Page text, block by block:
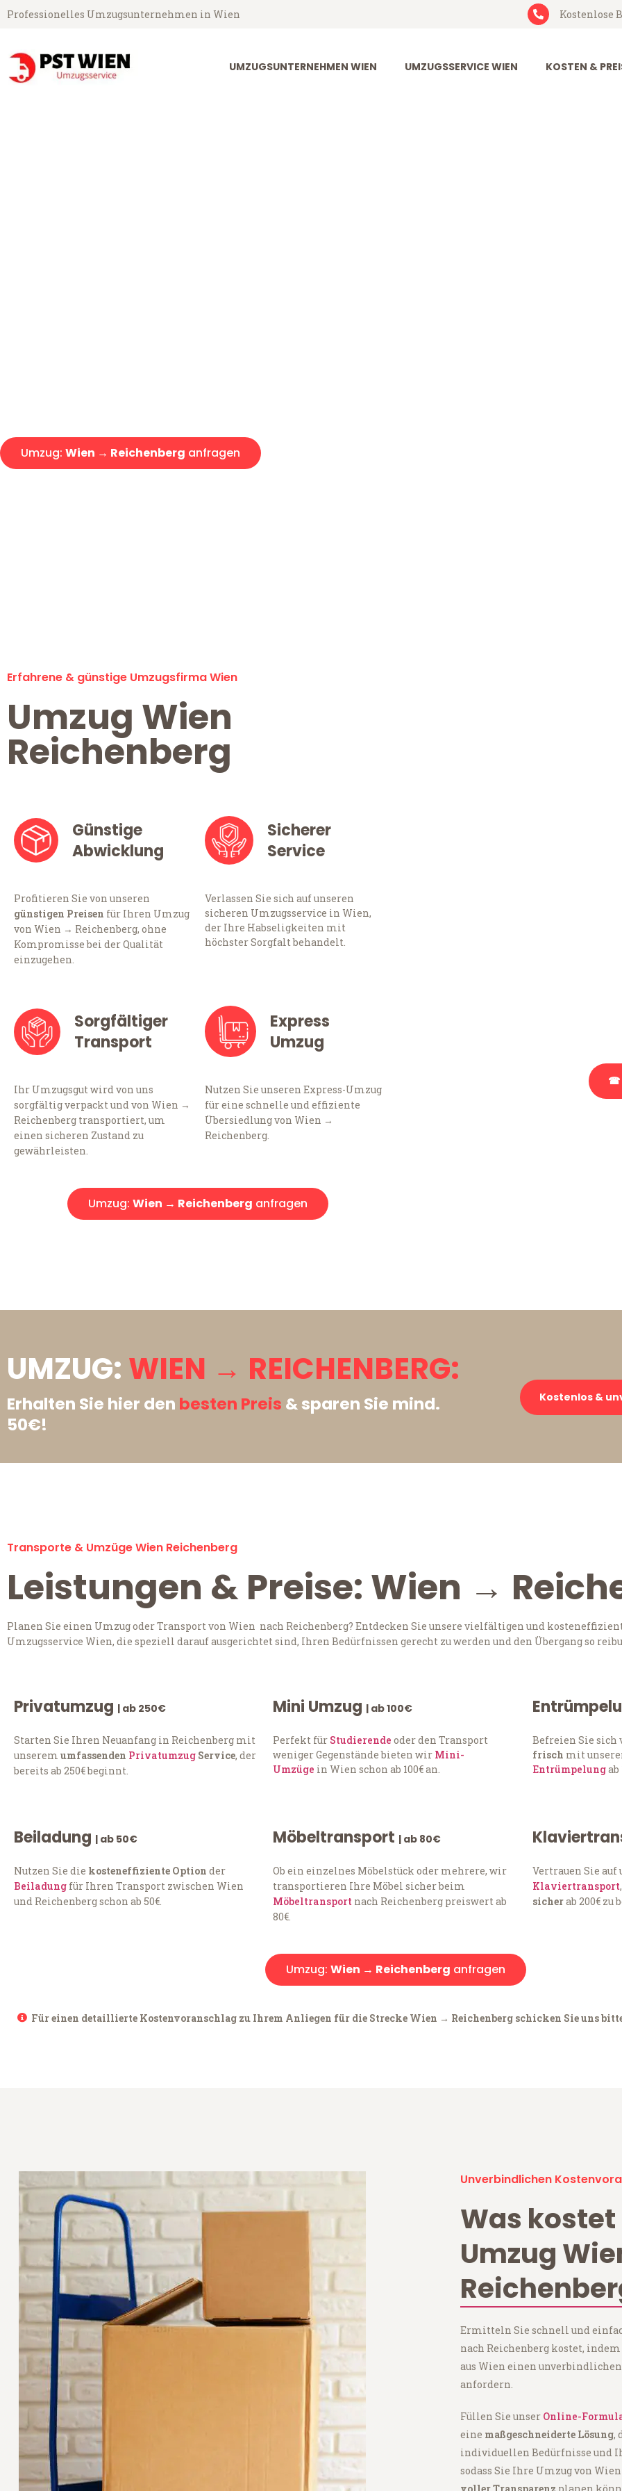
Professionelles Umzugsunternehmen in Wien Kostenlose
UMZUGSUNTERNEHMEN WIEN UMZUGSSERVICE WIEN KOSTEN &
Umzug: Wien → Reichenberg anfragen
Erfahrene & günstige Umzugsfirma Wien
Umzug Wien
Reichenberg
Günstige
Abwicklung
Profitieren Sie von unseren
günstigen Preisen für Ihren Umzug
von Wien → Reichenberg, ohne
Kompromisse bei der Qualität
einzugehen.
Sicherer
Service
Verlassen Sie sich auf unseren
sicheren Umzugsservice in Wien,
der Ihre Habseligkeiten mit
höchster Sorgfalt behandelt.
Sorgfältiger
Transport
Ihr Umzugsgut wird von uns
sorgfältig verpackt und von Wien →
Reichenberg transportiert, um
einen sicheren Zustand zu
gewährleisten.
Express
Umzug
Nutzen Sie unseren Express-Umzug
für eine schnelle und effiziente
Übersiedlung von Wien →
Reichenberg.
Umzug: Wien → Reichenberg anfragen
☎
UMZUG: WIEN → REICHENBERG:
Erhalten Sie hier den besten Preis & sparen Sie mind.
50€!
Kostenlos &
Transporte & Umzüge Wien Reichenberg
Leistungen & Preise: Wien →
Planen Sie einen Umzug oder Transport von Wien nach Reichenberg? Entdecken Sie unsere vielfältigen und
Umzugsservice Wien, die speziell darauf ausgerichtet sind, Ihren Bedürfnissen gerecht zu werden und den Übergang so
Privatumzug | ab 250€
Starten Sie Ihren Neuanfang in Reichenberg mit
unserem umfassenden Privatumzug Service, der
bereits ab 250€ beginnt.
Mini Umzug | ab 100€
Perfekt für Studierende oder den Transport
weniger Gegenstände bieten wir Mini-
Umzüge in Wien schon ab 100€ an.
Befreien Sie sich
frisch mit
Entrümpelungab
Beiladung | ab 50€
Nutzen Sie die kosteneffiziente Option der
Beiladung für Ihren Transport zwischen Wien
und Reichenberg schon ab 50€.
Möbeltransport | ab 80€
Ob ein einzelnes Möbelstück oder mehrere, wir
transportieren Ihre Möbel sicher beim
Möbeltransport nach Reichenberg preiswert ab
80€.
Vertrauen Sie auf
Klaviertransport
sicherab 200€ zu
Umzug: Wien → Reichenberg anfragen
Für einen detaillierte Kostenvoranschlag zu Ihrem Anliegen für die Strecke Wien → Reichenberg schicken Sie uns
Unverbindlichen
Was kostet
Umzug
Ermitteln Sie schnell und
nach Reichenberg kostet,
aus Wien einen
anfordern.
Füllen Sie unser Online-
eine maßgeschneiderte Lösung,
individuellen Bedürfnisse und
sodass Sie Ihre Umzug von
voller Transparenz planen